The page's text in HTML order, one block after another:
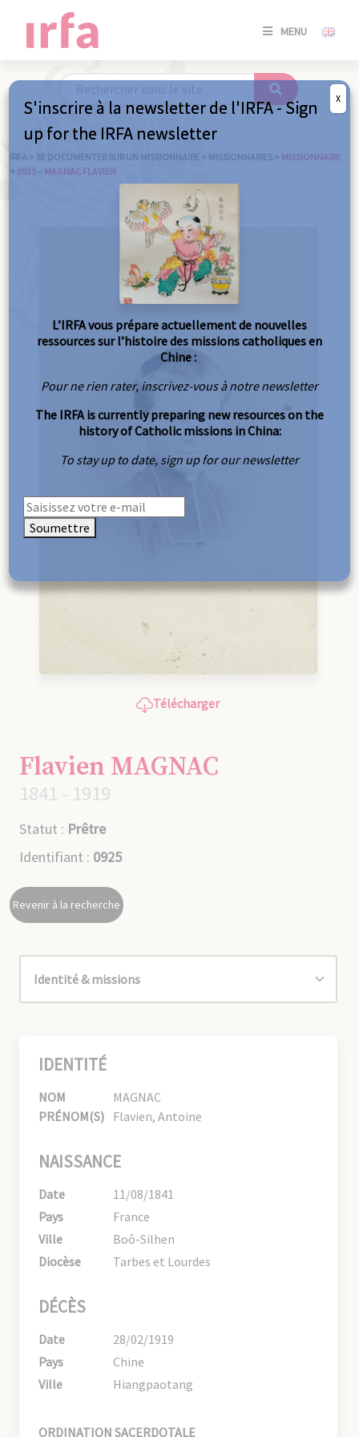
MENU
SE
/
IRFA > SE DOCUMENTER SUR UN MISSIONNAIRE > MISSIONNAIRES > MISSIONNAIRE
> 0925 – MAGNAC FLAVIEN
Télécharger
Flavien MAGNAC
1841 - 1919
Statut : Prêtre
Identifiant : 0925
Revenir à la recherche
IDENTITÉ
NOM
MAGNAC
PRÉNOM(S) Flavien, Antoine
NAISSANCE
Date
11/08/1841
Pays
France
Ville
Boô-Silhen
Diocèse
Tarbes et Lourdes
DÉCÈS
Date
28/02/1919
Pays
Chine
Ville
Hiangpaotang
ORDINATION SACERDOTALE
S'inscrire à la newsletter de l'IRFA - Sign
up for the IRFA newsletter
L’IRFA vous prépare actuellement de nouvelles
ressources sur l’histoire des missions catholiques en
Chine :
Pour ne rien rater, inscrivez-vous à notre newsletter
The IRFA is currently preparing new resources on the
history of Catholic missions in China:
To stay up to date, sign up for our newsletter
Soumettre
X